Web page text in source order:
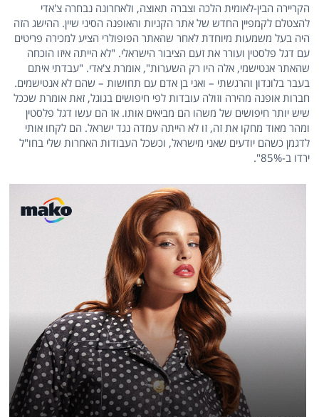
הקריירה הבין-לאומית הלכה וצברה תאוצה, ולאחרונה נבחרה צ'אדי
להצטלם לקמפיין החדש של אתר הקניות והאופנה הסיני שיין. ההישג הזה
היה בעל משמעות מיוחדת לאחר שהאתר הפופולרי הציע למכירה פריטים
עם דגל פלסטין ועורר את זעם הציבור הישראלי. "לא הייתה איזו הוכחה
שהאתר אנטישמי, אלה היו רק השערות", אומרת צ'אדי. "עבדתי איתם
בעבר בלונדון והרגשתי – ואני בן אדם עם תחושות – שהם לא אנטישמים.
חברות אופנה מהירה וזולה עובדות לפי חיפושים בגוגל, זאת אומרת שככל
שיש יותר חיפושים של משהו הם מביאים אותו. אז הם עשו דגל פלסטין
ומהר מאוד מחקו את זה, זו לא הייתה עמדה נגד ישראל. הם לקחו אותי
לדגמן כשהם יודעים שאני מישראל, וכשכל העבודות האחרות שלי בחו"ל
ירדו ב-85%".